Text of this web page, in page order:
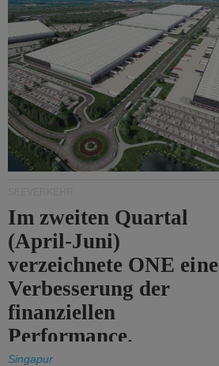
von Hormuz.
Im zweiten Quartal
(April-Juni)
verzeichnete ONE eine
Verbesserung der
finanziellen
Performance.
Singapur